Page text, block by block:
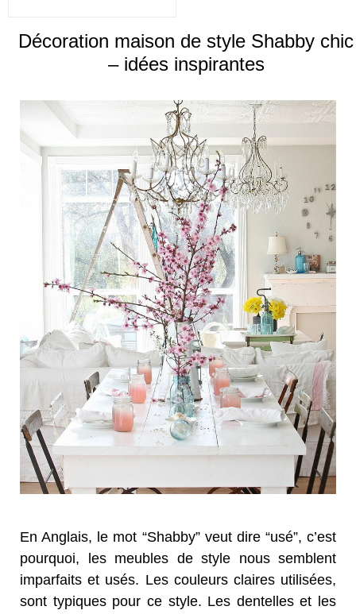
Décoration maison de style Shabby chic
– idées inspirantes
En Anglais, le mot “Shabby” veut dire “usé”, c’est
pourquoi, les meubles de style nous semblent
imparfaits et usés. Les couleurs claires utilisées,
sont typiques pour ce style. Les dentelles et les